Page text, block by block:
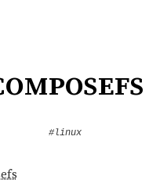
#linux